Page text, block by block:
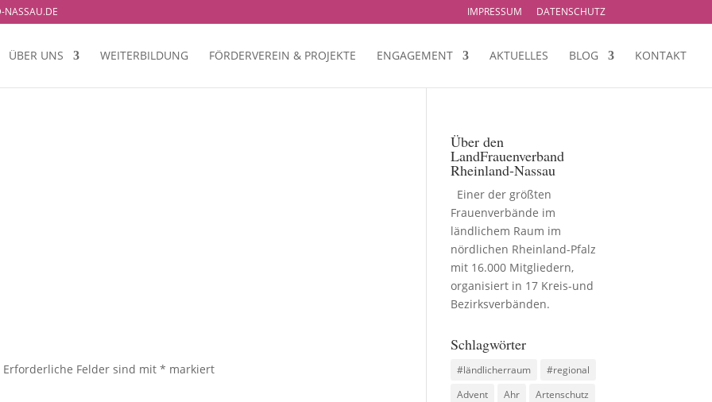
NASSAU.DE IMPRESSUM DATENSCHUTZ
ÜBER UNS WEITERBILDUNG FÖRDERVEREIN & PROJEKTE ENGAGEMENT AKTUELLES BLOG KONTAKT
Erforderliche Felder sind mit* markiert
Über den
LandFrauenverband
Rheinland-Nassau
Einer der größten
Frauenverbände im
ländlichem Raum im
nördlichen Rheinland-Pfalz
mit 16.000 Mitgliedern,
organisiert in 17 Kreis-und
Bezirksverbänden.
Schlagwörter
#ländlicherraum
#regional
Advent
Ahr
Artenschutz